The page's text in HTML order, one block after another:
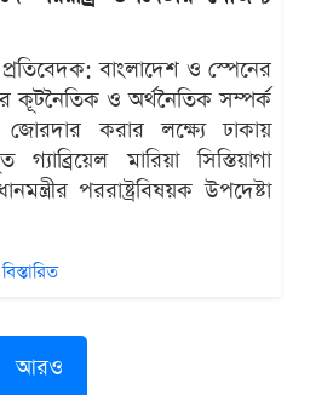
বাংলাদেশ ও স্পেনের
কূটনৈতিক ও অর্থনৈতিক সম্পর্ক
করার লক্ষ্যে ঢাকায়
গ্যাব্রিয়েল মারিয়া সিস্তিয়াগা
পররাষ্ট্রবিষয়ক উপদেষ্টা
বিস্তারিত
আরও